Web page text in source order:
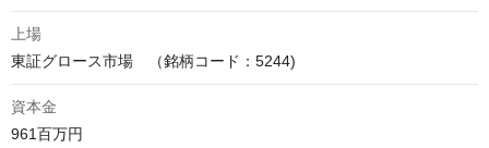
上場
東証グロース市場　（銘柄コード：5244)
資本金
961百万円